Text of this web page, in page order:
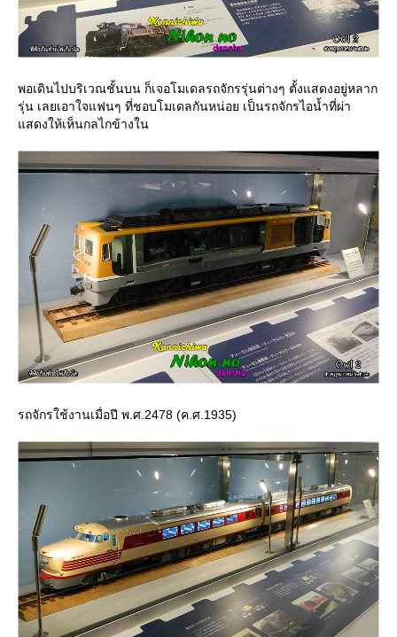
พอเดินไปบริเวณชั้นบน ก็เจอโมเดลรถจักรรุ่นต่างๆ ตั้งแสดงอยู่หลาก
รุ่น เลยเอาใจแฟนๆ ที่ชอบโมเดลกันหน่อย เป็นรถจักรไอน้ำที่ผ่า
สดงให้เห็นกลไกข้างใน
รถจักรใช้งานเมื่อปี พ.ศ.2478 (ค.ศ.1935)